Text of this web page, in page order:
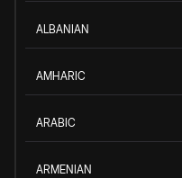
ALBANIAN
AMHARIC
ARABIC
ARMENIAN